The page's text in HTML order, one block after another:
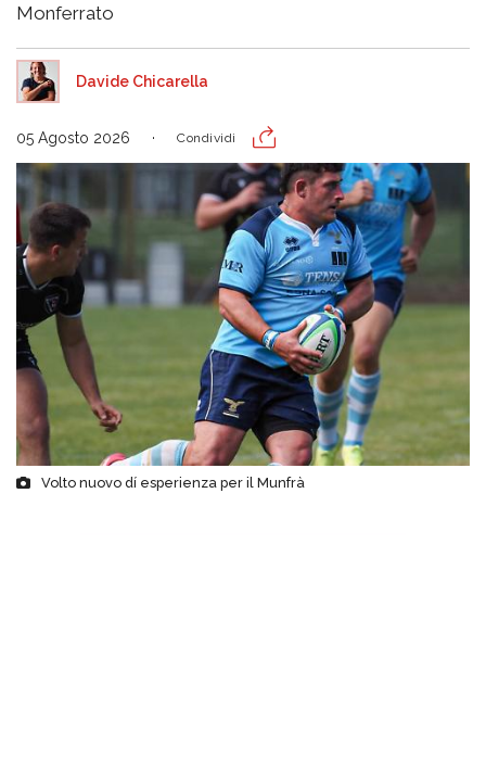
Monferrato
Davide Chicarella
05 Agosto 2026 Condividi
Volto nuovo dí esperienza per il Munfrà